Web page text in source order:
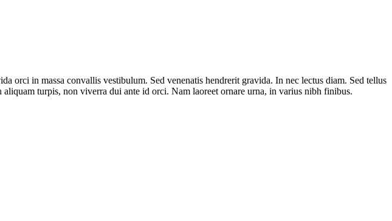
orci in massa convallis vestibulum. Sed venenatis hendrerit gravida. In nec lectus diam. Sed tellus
turpis, non viverra dui ante id orci. Nam laoreet ornare urna, in varius nibh finibus.